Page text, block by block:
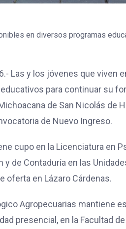
en diversos programas
Las y los jóvenes que
para continuar su
de San Nicolás de
de Nuevo Ingreso.
cupo en la Licenciatura en
de Contaduría en las
oferta en Lázaro Cárdenas.
Agropecuarias mantiene
presencial, en la Facultad